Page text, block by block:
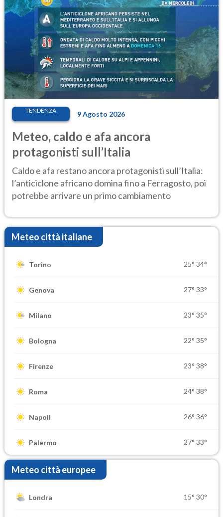
TENDENZA 9 Agosto 2026
Meteo, caldo e afa ancora
protagonisti sull’Italia
Caldo e afa restano ancora protagonisti sull’Italia:
l’anticiclone africano domina fino a Ferragosto, poi
potrebbe arrivare un primo cambiamento
Meteo città italiane
Torino 25° 34°
Genova 27° 33°
Milano 23° 35°
Bologna 22° 35°
Firenze 23° 38°
Roma 24° 38°
Napoli 26° 36°
Palermo 27° 33°
Meteo città europee
Londra 15° 30°